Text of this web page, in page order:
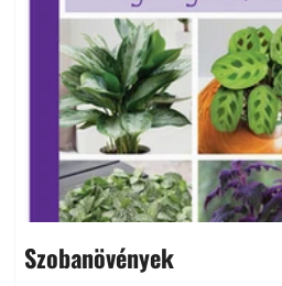
Szobanövények